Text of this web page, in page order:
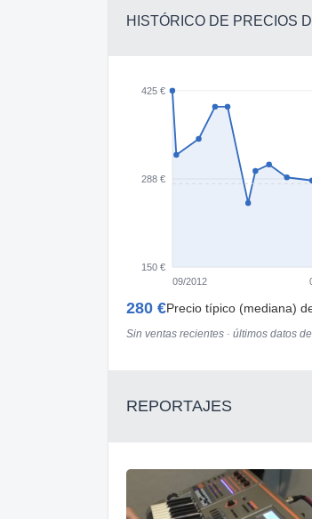
HISTÓRICO DE PRECIOS
150 €
288 €
425 €
09/2012
280 €Precio típico (mediana)
Sin ventas recientes · últimos datos
REPORTAJES